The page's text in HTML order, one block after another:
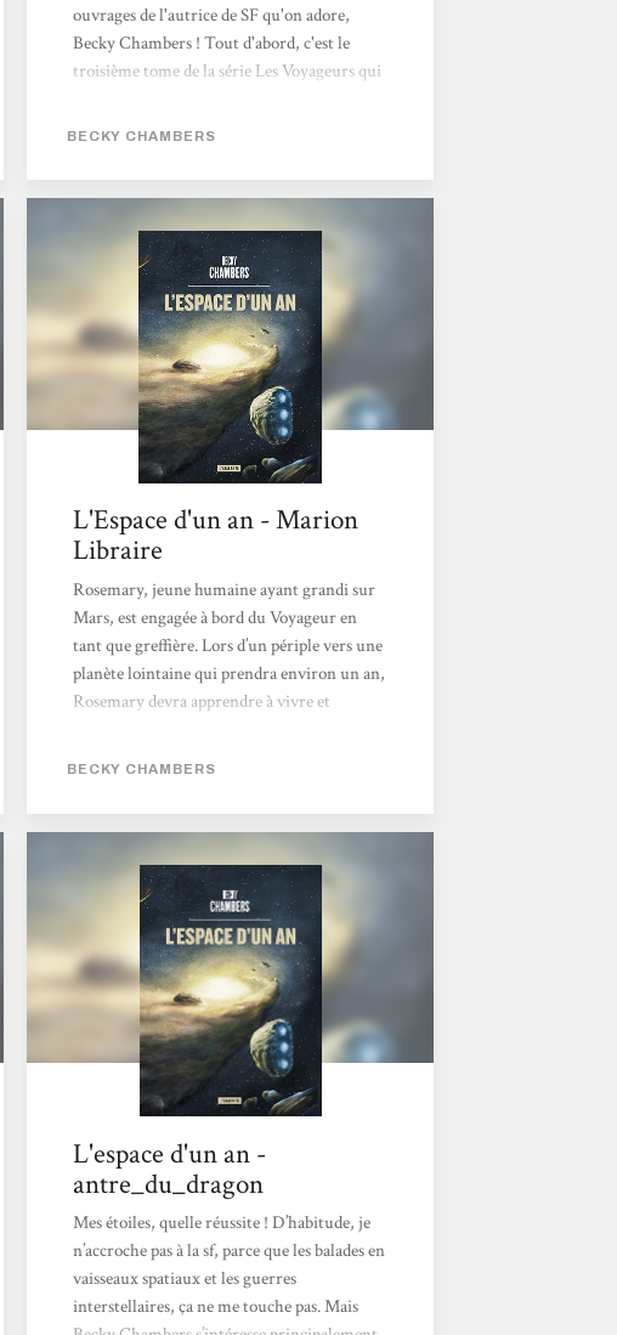
ouvrages de l'autrice de SF qu'on adore,
Becky Chambers ! Tout d'abord, c'est le
troisième tome de la série Les Voyageurs qui
de l'Exode. Dans le premier opus, L'Espace
multi-espèces dont le rôle était de creuser
le voyage spatial. Quant au second livre,
Libration, il s'intéressait à une intelligence
artificielle qui tentait de vivre dans un "kit
corporel", de manière illégale. Avec ce
troisième ouvrage, nous découvrons...
BECKY CHAMBERS
L'Espace d'un an - Marion
Libraire
Rosemary, jeune humaine ayant grandi sur
Mars, est engagée à bord du Voyageur en
tant que greffière. Lors d’un périple vers une
planète lointaine qui prendra environ un an,
Rosemary devra apprendre à vivre et
sauvages, j’avais envie de continuer à lire
Becky Chambers, parce que ses romans font
du bien. J’ai donc relu ce petit joyau que
j’avais déjà lu en 2018, mais dont je ne me
souvenais pas vraiment (merci ma mémoire
nulle). C’était...
BECKY CHAMBERS
L'espace d'un an -
antre_du_dragon
Mes étoiles, quelle réussite ! D’habitude, je
n’accroche pas à la sf, parce que les balades en
vaisseaux spatiaux et les guerres
interstellaires, ça ne me touche pas. Mais